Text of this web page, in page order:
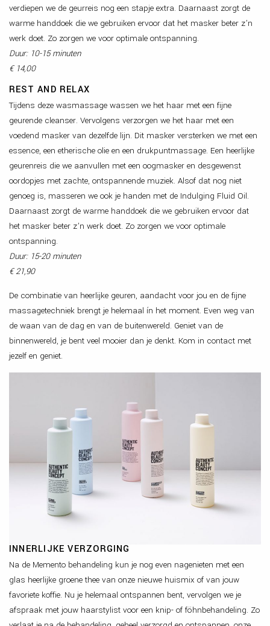
verdiepen we de geurreis nog een stapje extra. Daarnaast zorgt de
warme handdoek die we gebruiken ervoor dat het masker beter z’n
werk doet. Zo zorgen we voor optimale ontspanning.
Duur: 10-15 minuten
€ 14,00
REST AND RELAX
Tijdens deze wasmassage wassen we het haar met een fijne
geurende cleanser. Vervolgens verzorgen we het haar met een
voedend masker van dezelfde lijn. Dit masker versterken we met een
essence, een etherische olie en een drukpuntmassage. Een heerlijke
geurenreis die we aanvullen met een oogmasker en desgewenst
oordopjes met zachte, ontspannende muziek. Alsof dat nog niet
genoeg is, masseren we ook je handen met de Indulging Fluid Oil.
Daarnaast zorgt de warme handdoek die we gebruiken ervoor dat
het masker beter z’n werk doet. Zo zorgen we voor optimale
ontspanning.
Duur: 15-20 minuten
€ 21,90
De combinatie van heerlijke geuren, aandacht voor jou en de fijne
massagetechniek brengt je helemaal ín het moment. Even weg van
de waan van de dag en van de buitenwereld. Geniet van de
binnenwereld, je bent veel mooier dan je denkt. Kom in contact met
jezelf en geniet.
INNERLIJKE VERZORGING
Na de Memento behandeling kun je nog even nagenieten met een
glas heerlijke groene thee van onze nieuwe huismix of van jouw
favoriete koffie. Nu je helemaal ontspannen bent, vervolgen we je
afspraak met jouw haarstylist voor een knip- of föhnbehandeling. Zo